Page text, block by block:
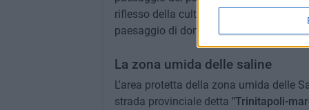
riflesso della cultura delle generazioni
paesaggio di domani.
La zona umida delle saline
L'area protetta della zona umida delle
strada provinciale detta "Trinitapoli-